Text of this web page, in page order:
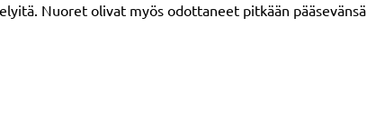
Nuoret olivat myös odottaneet pitkään pääsevänsä